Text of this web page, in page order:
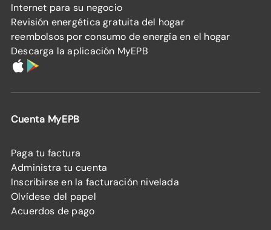
Internet para su negocio
Revisión energética gratuita del hogar
reembolsos por consumo de energía en el hogar
Descarga la aplicación MyEPB
Cuenta MyEPB
Paga tu factura
Administra tu cuenta
Inscribirse en la facturación nivelada
Olvídese del papel
Acuerdos de pago